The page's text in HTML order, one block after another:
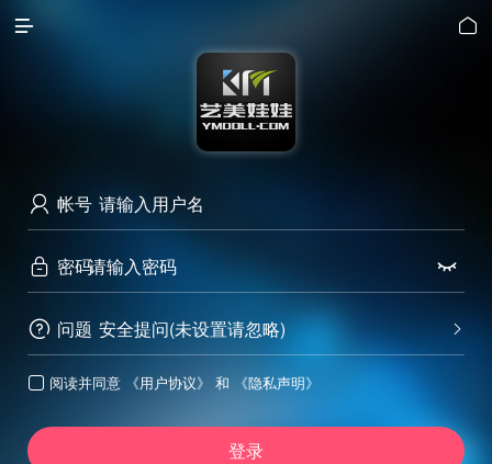
 
 帐号
 密码 
 问题 
安全提问(未设置请忽略)
 阅读并同意 《用户协议》 和 《隐私声明》
登录